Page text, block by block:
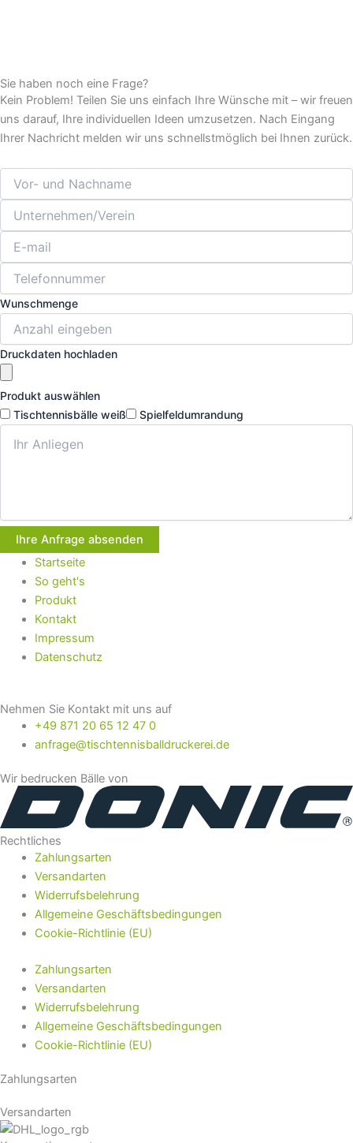
Sie haben noch eine Frage?
Kein Problem! Teilen Sie uns einfach Ihre Wünsche mit – wir freuen
uns darauf, Ihre individuellen Ideen umzusetzen. Nach Eingang
Ihrer Nachricht melden wir uns schnellstmöglich bei Ihnen zurück.
Wunschmenge
Druckdaten hochladen
Produkt auswählen
Tischtennisbälle weiß
Spielfeldumrandung
Ihre Anfrage absenden
Startseite
So geht's
Produkt
Kontakt
Impressum
Datenschutz
Nehmen Sie Kontakt mit uns auf
+49 871 20 65 12 47 0
anfrage@tischtennisballdruckerei.de
Wir bedrucken Bälle von
Rechtliches
Zahlungsarten
Versandarten
Widerrufsbelehrung
Allgemeine Geschäftsbedingungen
Cookie-Richtlinie (EU)
Zahlungsarten
Versandarten
Widerrufsbelehrung
Allgemeine Geschäftsbedingungen
Cookie-Richtlinie (EU)
Zahlungsarten
Versandarten